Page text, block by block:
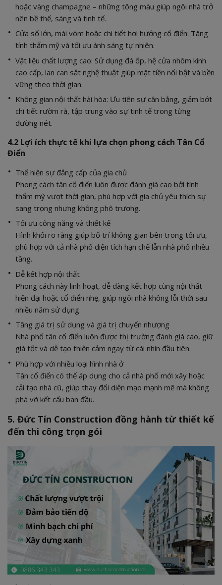
hoặc vàng champagne – những tông màu giúp ngôi nhà trở
nên bề thế, sáng và tinh tế.
Cửa sổ lớn, mái vòm hoặc chi tiết hơi hướng cổ điển: Tăng
tính thẩm mỹ và tối ưu ánh sáng tự nhiên.
Vật liệu chất lượng cao: Sử dụng đá ốp, hệ cửa nhôm kính
cao cấp, lan can sắt nghệ thuật giúp mặt tiền nổi bật và bền
vững theo thời gian.
Không gian nội thất hài hòa: Ưu tiên sự cân bằng, giảm bớt
chi tiết rườm rà, tập trung vào sự tinh tế trong từng
đường nét.
4.2 Lợi ích thực tế khi lựa chọn phong cách Tân Cổ
Điển
Thể hiện sự đẳng cấp của gia chủ
Phong cách tân cổ điển luôn được đánh giá cao bởi tính
thẩm mỹ vượt thời gian, phù hợp với gia chủ yêu thích sự
sang trọng nhưng không phô trương.
Tối ưu công năng và thiết kế
Hình khối rõ ràng giúp bố trí không gian bên trong tối ưu,
phù hợp với cả nhà phố diện tích hạn chế lẫn nhà phố nhiều
tầng.
Dễ kết hợp nội thất
Phong cách này linh hoạt, dễ dàng kết hợp cùng nội thất
hiện đại hoặc cổ điển nhẹ, giúp ngôi nhà không lỗi thời sau
nhiều năm sử dụng.
Tăng giá trị sử dụng và giá trị chuyển nhượng
Nhà phố tân cổ điển luôn được thị trường đánh giá cao, giữ
giá tốt và dễ tạo thiện cảm ngay từ cái nhìn đầu tiên.
Phù hợp với nhiều loại hình nhà ở
Tân cổ điển có thể áp dụng cho cả nhà phố mới xây hoặc
cải tạo nhà cũ, giúp thay đổi diện mạo mạnh mẽ mà không
phá vỡ kết cấu ban đầu.
5. Đức Tín Construction đồng hành từ thiết kế
đến thi công trọn gói